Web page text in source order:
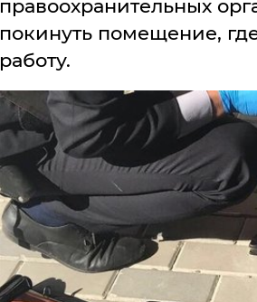
правоохранительных
покинуть помещение,
работу.